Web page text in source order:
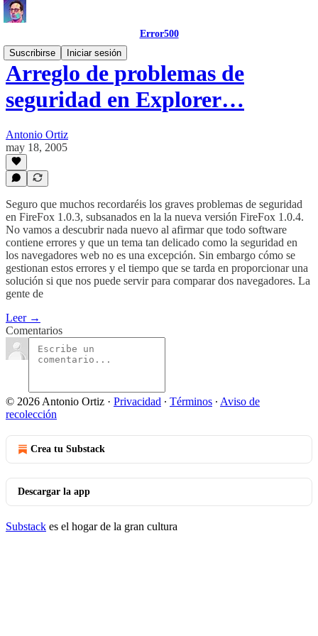
Error500
Suscribirse
Iniciar sesión
Arreglo de problemas de
seguridad en Explorer…
Antonio Ortiz
may 18, 2005
Seguro que muchos recordaréis los graves problemas de seguridad
en FireFox 1.0.3, subsanados en la la nueva versión FireFox 1.0.4.
No vamos a descubrir nada nuevo al afirmar que todo software
contiene errores y que un tema tan delicado como la seguridad en
los navegadores web no es una excepción. Sin embargo cómo se
gestionan estos errores y el tiempo que se tarda en proporcionar una
solución si que nos puede servir para comparar dos navegadores. La
gente de
Leer →
Comentarios
© 2026 Antonio Ortiz · Privacidad ∙ Términos ∙ Aviso de
recolección
Crea tu Substack
Descargar la app
Substack es el hogar de la gran cultura